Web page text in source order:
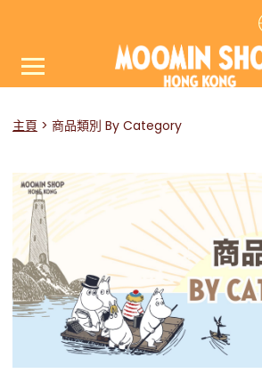
主頁 商品類別 By Category